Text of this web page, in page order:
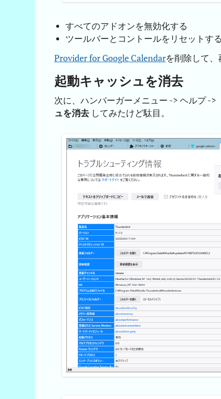
すべてのアドオンを無効化する
ツールバーとコントールをリセットする
Provider for Google Calendarを削除して、
起動キャッシュを消去
次に、ハンバーガーメニュー -> ヘルプ ->
ュを消去 してみたけど駄目。